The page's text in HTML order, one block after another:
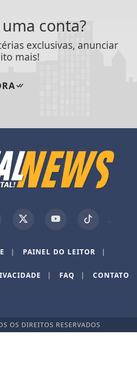
conta?
exclusivas, anunciar
mais!
| PAINEL DO LEITOR |
| FAQ | CONTATO
OS DIREITOS RESERVADOS